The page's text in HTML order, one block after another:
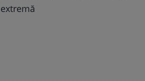
extremă